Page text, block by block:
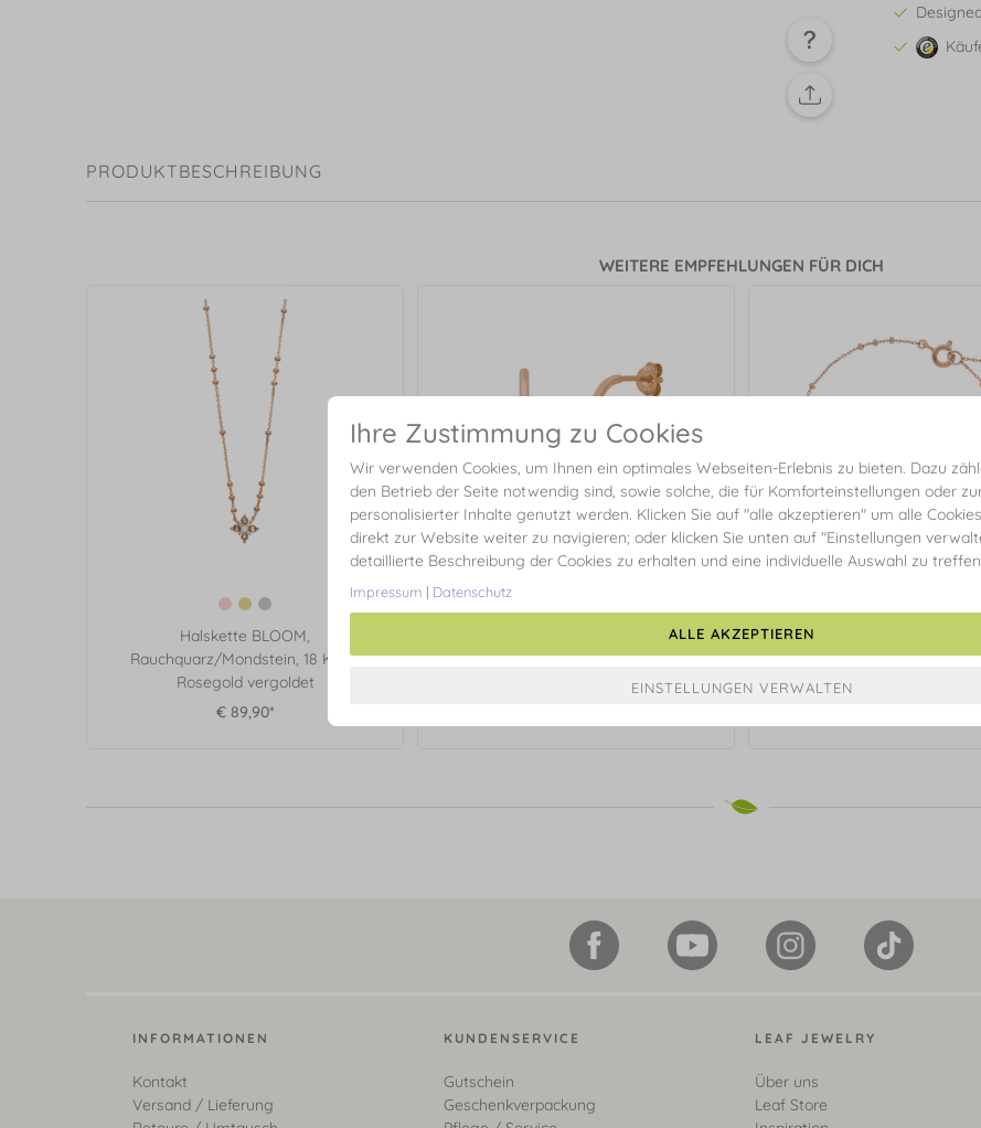
PRODUKTBESCHREIBUNG
WEITERE EMPFEHLUNGEN FÜR DICH
Halskette BLOOM,
Rauchquarz/Mondstein, 18 Karat
Rosegold vergoldet
€ 89,90*
Rauchquarz/Mondstein, 18 Karat
Rosegold vergoldet
Rauchquarz/Mondstein,
Rosegold vergoldet
INFORMATIONEN
Kontakt
Versand / Lieferung
KUNDENSERVICE
Gutschein
Geschenkverpackung
LEAF JEWELRY
Über uns
Leaf Store
Ihre Zustimmung zu Cookies
Wir verwenden Cookies, um Ihnen ein optimales Webseiten-Erlebnis zu bieten. Dazu
den Betrieb der Seite notwendig sind, sowie solche, die für Komforteinstellungen oder
personalisierter Inhalte genutzt werden. Klicken Sie auf "alle akzeptieren" um alle
direkt zur Website weiter zu navigieren; oder klicken Sie unten auf "Einstellungen
detaillierte Beschreibung der Cookies zu erhalten und eine individuelle Auswahl zu
Impressum | Datenschutz
ALLE AKZEPTIEREN